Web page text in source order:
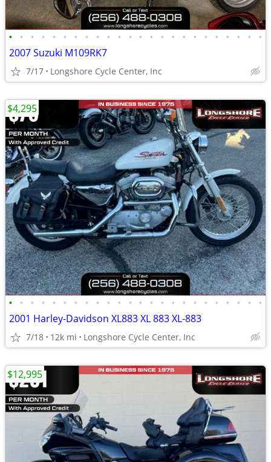
• • • • • • • • • • • • • • • • • • • • • • • •
2007 Suzuki M109RK7
7/17 Longshore Cycle Center, Inc
• • • • • • • • • • • • • • • • • • • • • • • •
2001 Harley-Davidson XL883 XL 883 XL-883
7/18 12k mi Longshore Cycle Center, Inc
$4,295
$12,995